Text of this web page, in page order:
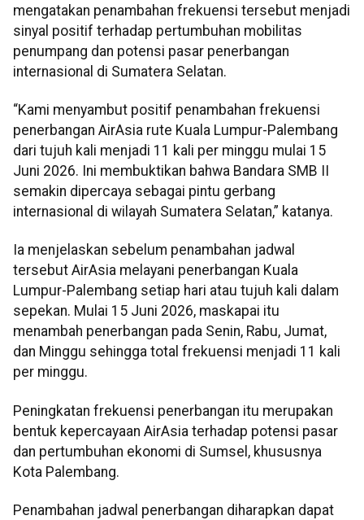
mengatakan penambahan frekuensi tersebut menjadi
sinyal positif terhadap pertumbuhan mobilitas
penumpang dan potensi pasar penerbangan
internasional di Sumatera Selatan.
“Kami menyambut positif penambahan frekuensi
penerbangan AirAsia rute Kuala Lumpur-Palembang
dari tujuh kali menjadi 11 kali per minggu mulai 15
Juni 2026. Ini membuktikan bahwa Bandara SMB II
semakin dipercaya sebagai pintu gerbang
internasional di wilayah Sumatera Selatan,” katanya.
Ia menjelaskan sebelum penambahan jadwal
tersebut AirAsia melayani penerbangan Kuala
Lumpur-Palembang setiap hari atau tujuh kali dalam
sepekan. Mulai 15 Juni 2026, maskapai itu
menambah penerbangan pada Senin, Rabu, Jumat,
dan Minggu sehingga total frekuensi menjadi 11 kali
per minggu.
Peningkatan frekuensi penerbangan itu merupakan
bentuk kepercayaan AirAsia terhadap potensi pasar
dan pertumbuhan ekonomi di Sumsel, khususnya
Kota Palembang.
Penambahan jadwal penerbangan diharapkan dapat